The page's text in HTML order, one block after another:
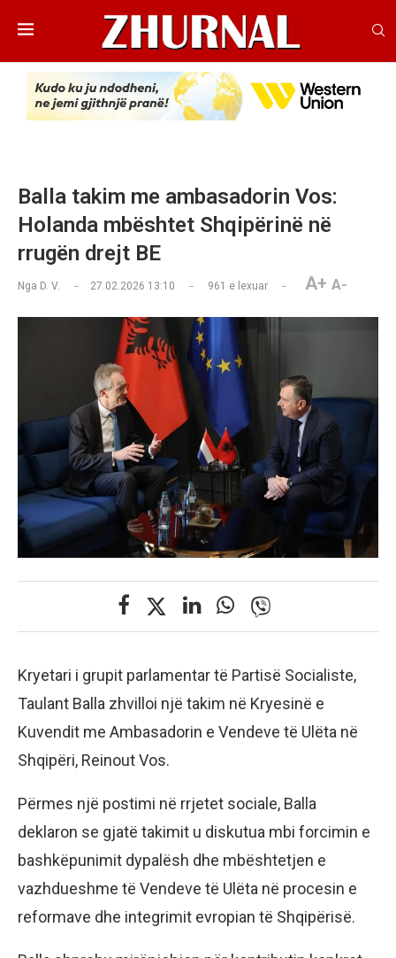
Balla takim me ambasadorin Vos:
Holanda mbështet Shqipërinë në
rrugën drejt BE
Nga D. V. 27.02.2026 13:10 961 e lexuar A+ A-
Kryetari i grupit parlamentar të Partisë Socialiste,
Taulant Balla zhvilloi një takim në Kryesinë e
Kuvendit me Ambasadorin e Vendeve të Ulëta në
Shqipëri, Reinout Vos.
Përmes një postimi në rrjetet sociale, Balla
deklaron se gjatë takimit u diskutua mbi forcimin e
bashkëpunimit dypalësh dhe mbështetjen e
vazhdueshme të Vendeve të Ulëta në procesin e
reformave dhe integrimit evropian të Shqipërisë.